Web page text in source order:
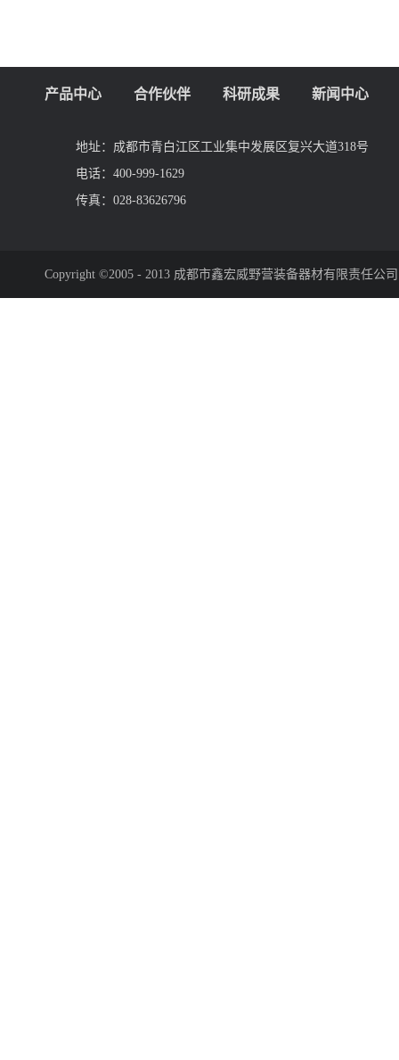
产品中心 合作伙伴 科研成果 新闻中心
地址： 成都市青白江区工业集中发展区复兴大道318号
电话： 400-999-1629
传真： 028-83626796
Copyright ©2005 - 2013 成都市鑫宏威野营装备器材有限责任公司